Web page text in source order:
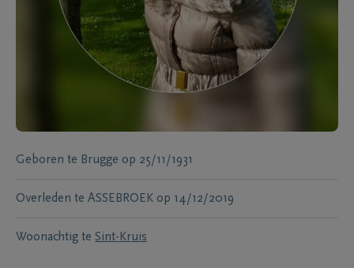
Geboren te Brugge op 25/11/1931
Overleden te ASSEBROEK op 14/12/2019
Woonachtig te Sint-Kruis